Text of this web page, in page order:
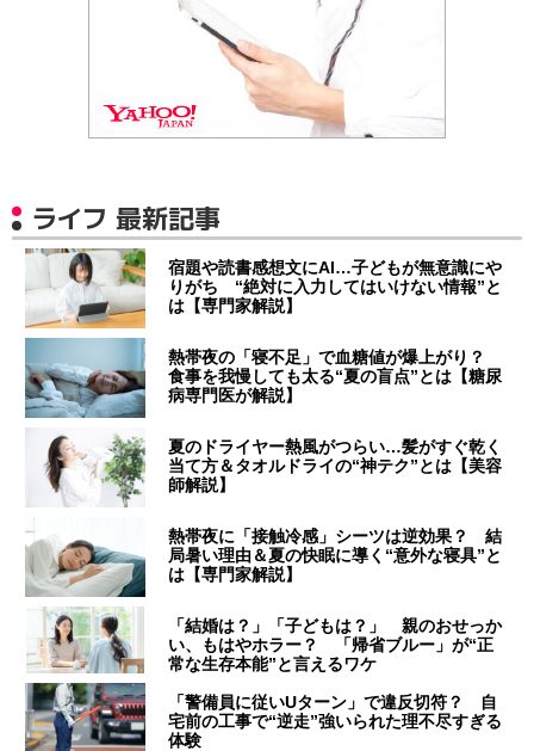
ライフ 最新記事
宿題や読書感想文にAI…子どもが無意識にや
りがち “絶対に入力してはいけない情報”と
は【専門家解説】
熱帯夜の「寝不足」で血糖値が爆上がり？
食事を我慢しても太る“夏の盲点”とは【糖尿
病専門医が解説】
夏のドライヤー熱風がつらい…髪がすぐ乾く
当て方＆タオルドライの“神テク”とは【美容
師解説】
熱帯夜に「接触冷感」シーツは逆効果？ 結
局暑い理由＆夏の快眠に導く“意外な寝具”と
は【専門家解説】
「結婚は？」「子どもは？」 親のおせっか
い、もはやホラー？ 「帰省ブルー」が“正
常な生存本能”と言えるワケ
「警備員に従いUターン」で違反切符？ 自
宅前の工事で“逆走”強いられた理不尽すぎる
体験